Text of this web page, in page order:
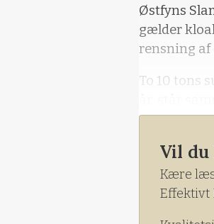
Østfyns
gælder
rensning
To 10 tons
Rasmus
Rosilde
siden af
Vil du
Kære
Effektivt